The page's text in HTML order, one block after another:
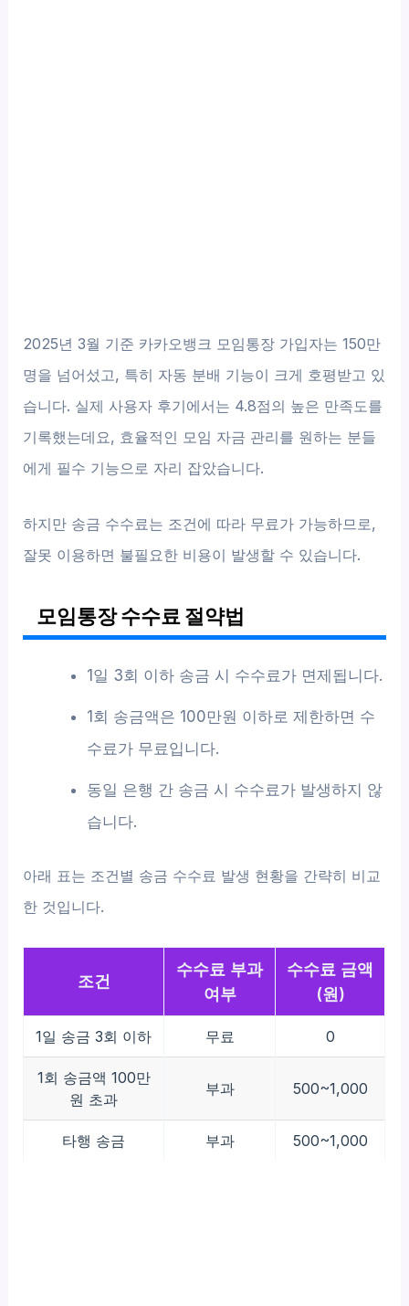
2025년 3월 기준 카카오뱅크 모임통장 가입자는 150만
명을 넘어섰고, 특히 자동 분배 기능이 크게 호평받고 있
습니다. 실제 사용자 후기에서는 4.8점의 높은 만족도를
기록했는데요, 효율적인 모임 자금 관리를 원하는 분들
에게 필수 기능으로 자리 잡았습니다.
하지만 송금 수수료는 조건에 따라 무료가 가능하므로,
잘못 이용하면 불필요한 비용이 발생할 수 있습니다.
모임통장 수수료 절약법
1일 3회 이하 송금 시 수수료가 면제됩니다.
1회 송금액은 100만원 이하로 제한하면 수
수료가 무료입니다.
동일 은행 간 송금 시 수수료가 발생하지 않
습니다.
아래 표는 조건별 송금 수수료 발생 현황을 간략히 비교
한 것입니다.
조건
수수료 부과
여부
수수료 금액
(원)
1일 송금 3회 이하 무료 0
1회 송금액 100만
원 초과
부과 500~1,000
타행 송금 부과 500~1,000